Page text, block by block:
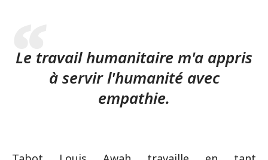
Le travail humanitaire m'a appris
à servir l'humanité avec
empathie.